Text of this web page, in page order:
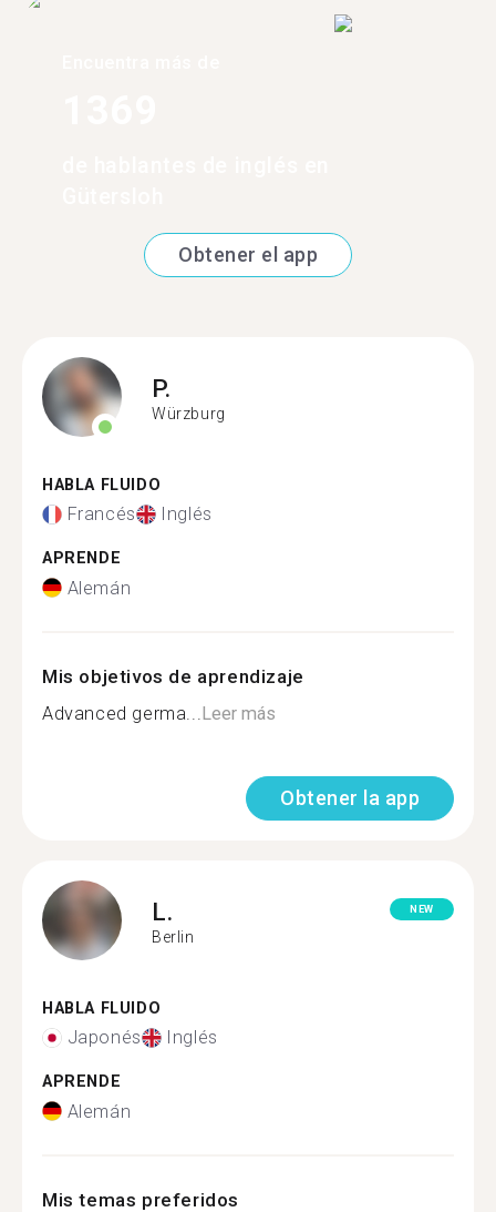
Obtener el app
P.
Würzburg
HABLA FLUIDO
Francés Inglés
APRENDE
Alemán
Mis objetivos de aprendizaje
Advanced germa... Leer más
Obtener la app
L.
Berlin
NEW
HABLA FLUIDO
Japonés Inglés
APRENDE
Alemán
Mis temas preferidos